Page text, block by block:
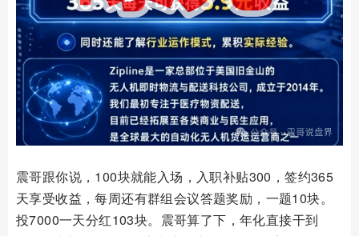
震哥跟你说，100块就能入场，入职补贴300，签约365
天享受收益，每周还有群组会议答题奖励，一题10块。
投7000一天分红103块。震哥算了下，年化直接干到